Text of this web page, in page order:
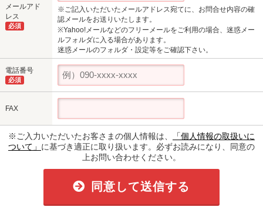
メールアド
レス
必須
※ご記入いただいたメールアドレス宛てに、お問合せ内容の確
認メールをお送りいたします。
※Yahoo!メールなどのフリーメールをご利用の場合、迷惑メー
ルフォルダに入る場合があります。
迷惑メールのフォルダ・設定等をご確認下さい。
電話番号
必須
FAX
※ご入力いただいたお客さまの個人情報は、
「個人情報の取扱いに
ついて」 に基づき適正に取り扱います。必ずお読みになり、同意の
上お問い合わせください。
同意して送信する